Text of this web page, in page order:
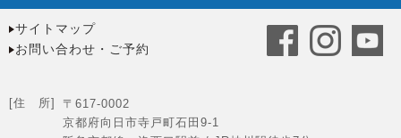
サイトマップ
お問い合わせ・ご予約
[住 所]
〒617-0002
京都府向日市寺戸町石田9-1